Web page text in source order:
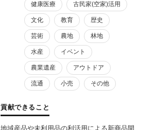
健康医療 古民家(空家)活用
文化 教育 歴史
芸術 農地 林地
水産 イベント
農業遺産 アウトドア
流通 小売 その他
貢献できること
地域産品や未利用品の利活用による新商品開